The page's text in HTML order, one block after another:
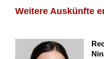
Weitere Auskünfte